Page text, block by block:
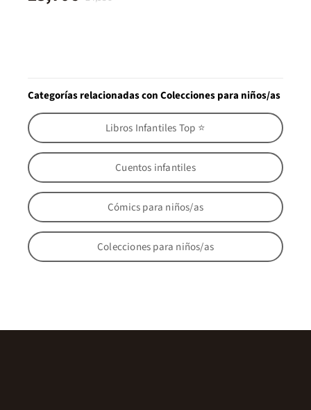
Categorías relacionadas con Colecciones para niños/as
Libros Infantiles Top ⭐
Cuentos infantiles
Cómics para niños/as
Colecciones para niños/as